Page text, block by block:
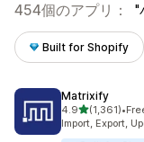
454個のアプリ：
Built for Shopify
Matrixify
4.95つ星中
(1,361)
合計レビュー数：
•
Import, Export,